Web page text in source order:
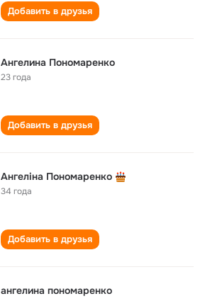
Добавить в друзья
Ангелина Пономаренко
23 года
Добавить в друзья
Ангеліна Пономаренко
34 года
Добавить в друзья
ангелина пономаренко